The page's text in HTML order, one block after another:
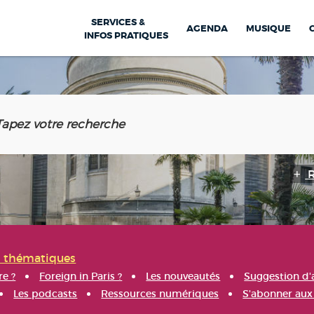
SERVICES &
INFOS PRATIQUES
AGENDA MUSIQUE
thématiques
? Foreign in Paris ? Les nouveautés
Suggestion
Les podcasts
Ressources numériques S'abonner